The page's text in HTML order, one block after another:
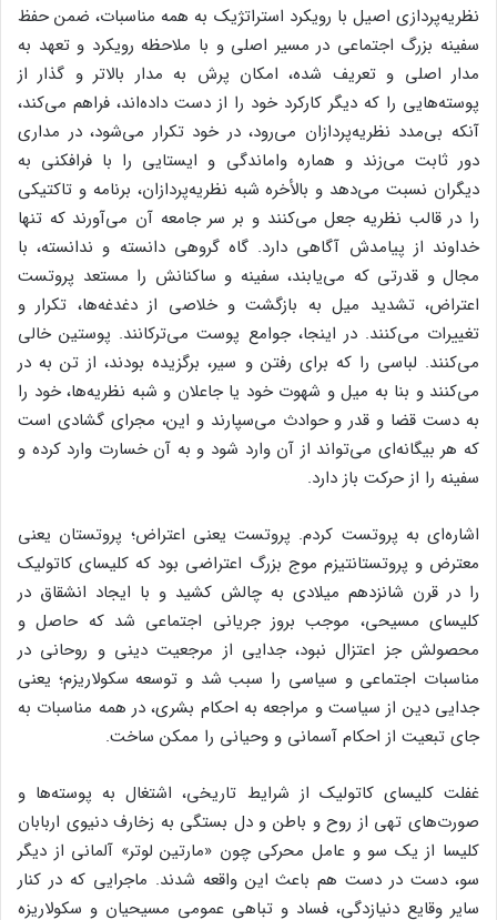
نظریه‌پردازی اصیل با رویکرد استراتژیک به همه مناسبات، ضمن حفظ
سفینه بزرگ اجتماعی در مسیر اصلی و با ملاحظه رویکرد و تعهد به
مدار اصلی و تعریف شده، امکان پرش به مدار بالاتر و گذار از
پوسته‌هایی را که دیگر کارکرد خود را از دست داده‌اند، فراهم می‌کند،
آنکه بی‌مدد نظریه‌پردازان می‌رود، در خود تکرار می‌شود، در مداری
دور ثابت می‌زند و هماره واماندگی و ایستایی را با فرافکنی به
دیگران نسبت می‌دهد و بالأخره شبه نظریه‌پردازان، برنامه و تاکتیکی
را در قالب نظریه جعل می‌کنند و بر سر جامعه آن می‌آورند که تنها
خداوند از پیامدش آگاهی دارد. گاه گروهی دانسته و ندانسته، با
مجال و قدرتی که می‌یابند، سفینه و ساکنانش را مستعد پروتست
اعتراض، تشدید میل به بازگشت و خلاصی از دغدغه‌ها، تکرار و
تغییرات می‌کنند. در اینجا، جوامع پوست می‌ترکانند. پوستین خالی
می‌کنند. لباسی را که برای رفتن و سیر، برگزیده بودند، از تن به در
می‌کنند و بنا به میل و شهوت خود یا جاعلان و شبه نظریه‌ها، خود را
به دست قضا و قدر و حوادث می‌سپارند و این، مجرای گشادی است
که هر بیگانه‌ای می‌تواند از آن وارد شود و به آن خسارت وارد کرده و
سفینه را از حرکت باز دارد.
اشاره‌ای به پروتست کردم. پروتست یعنی اعتراض؛ پروتستان یعنی
معترض و پروتستانتیزم موج بزرگ اعتراضی بود که کلیسای کاتولیک
را در قرن شانزدهم میلادی به چالش کشید و با ایجاد انشقاق در
کلیسای مسیحی، موجب بروز جریانی اجتماعی شد که حاصل و
محصولش جز اعتزال نبود، جدایی از مرجعیت دینی و روحانی در
مناسبات اجتماعی و سیاسی را سبب شد و توسعه سکولاریزم؛ یعنی
جدایی دین از سیاست و مراجعه به احکام بشری، در همه مناسبات به
جای تبعیت از احکام آسمانی و وحیانی را ممکن ساخت.
غفلت کلیسای کاتولیک از شرایط تاریخی، اشتغال به پوسته‌ها و
صورت‌های تهی از روح و باطن و دل بستگی به زخارف دنیوی اربابان
کلیسا از یک سو و عامل محرکی چون «مارتین لوتر» آلمانی از دیگر
سو، دست در دست هم باعث این واقعه شدند. ماجرایی که در کنار
سایر وقایع دنیازدگی، فساد و تباهی عمومی مسیحیان و سکولاریزه